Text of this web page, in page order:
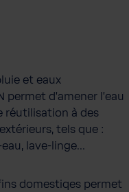
et eaux
permet d'amener l'eau
réutilisation à des
tels que :
lave-linge...
domestiqes permet